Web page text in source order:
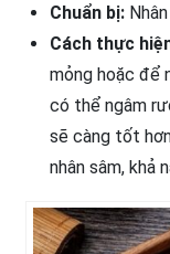
Chuẩn bị:
Cách thực
mỏng hoặc để
có thể ngâm
sẽ càng tốt
nhân sâm, khả